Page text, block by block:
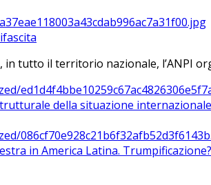
in tutto il territorio nazionale, l’ANPI
della situazione
in America Latina. Trumpificazione?